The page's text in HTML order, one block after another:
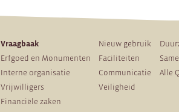
Vraagbaak
Erfgoed en Monumenten
Interne organisatie
Vrijwilligers
Financiële zaken
Nieuw gebruik
Faciliteiten
Communicatie
Veiligheid
Alle